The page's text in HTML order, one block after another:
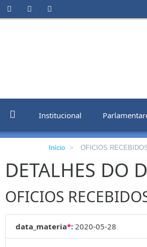
Institucional
Início > OFICIOS
DETALHES DO
OFICIOS
data_materia*: 2020-05-28